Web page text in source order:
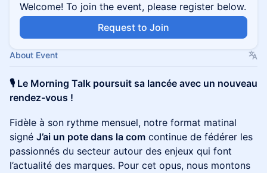
Welcome! To join the event, please register below.
Request to Join
About Event
🎙️ Le Morning Talk poursuit sa lancée avec un nouveau
rendez-vous !
Fidèle à son rythme mensuel, notre format matinal
signé J’ai un pote dans la com continue de fédérer les
passionnés du secteur autour des enjeux qui font
l’actualité des marques. Pour cet opus, nous montons